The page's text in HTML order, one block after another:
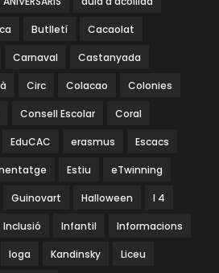
Butlletí Cacaolat
Carnaval Castanyada
Circ Colacao Colonies
Consell Escolar Coral
EduCAC erasmus Escacs
Estiu eTwinning
Guinovart Halloween I 4
Inclusió Infantil Informacions
Ioga Kandinsky Liceu